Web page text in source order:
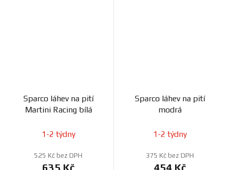
Sparco láhev na pití
Martini Racing bílá
1-2 týdny
525 Kč bez DPH
635 Kč
Sparco láhev na pití
modrá
1-2 týdny
375 Kč bez DPH
454 Kč